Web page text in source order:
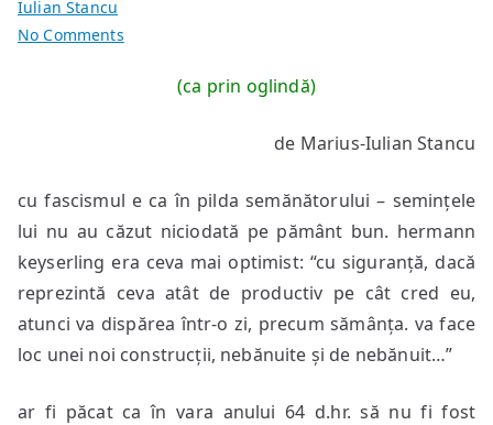
Iulian Stancu
No Commentson
(ca prin oglindă)
de Marius-Iulian Stancu
cu fascismul e ca în pilda semănătorului – semințele
lui nu au căzut niciodată pe pământ bun. hermann
keyserling era ceva mai optimist: “cu siguranță, dacă
reprezintă ceva atât de productiv pe cât cred eu,
atunci va dispărea într-o zi, precum sămânța. va face
loc unei noi construcții, nebănuite și de nebănuit…”
ar fi păcat ca în vara anului 64 d.hr. să nu fi fost